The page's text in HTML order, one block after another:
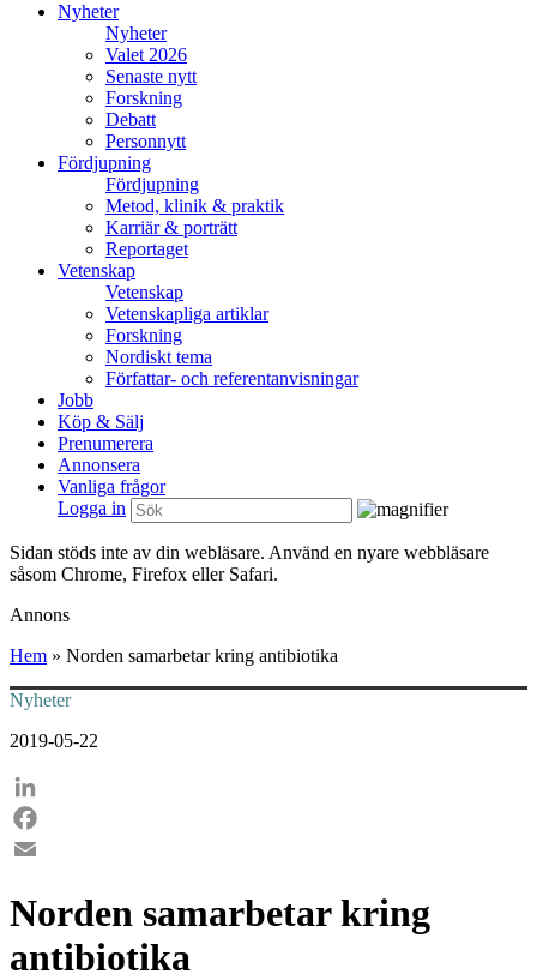
Nyheter
Nyheter
Valet 2026
Senaste nytt
Forskning
Debatt
Personnytt
Fördjupning
Fördjupning
Metod, klinik & praktik
Karriär & porträtt
Reportaget
Vetenskap
Vetenskap
Vetenskapliga artiklar
Forskning
Nordiskt tema
Författar- och referentanvisningar
Jobb
Köp & Sälj
Prenumerera
Annonsera
Vanliga frågor
Logga in
Sidan stöds inte av din webläsare. Använd en nyare webbläsare
såsom Chrome, Firefox eller Safari.
Annons
Hem » Norden samarbetar kring antibiotika
Nyheter
2019-05-22
LinkedIn
Facebook
Norden samarbetar kring
antibiotika